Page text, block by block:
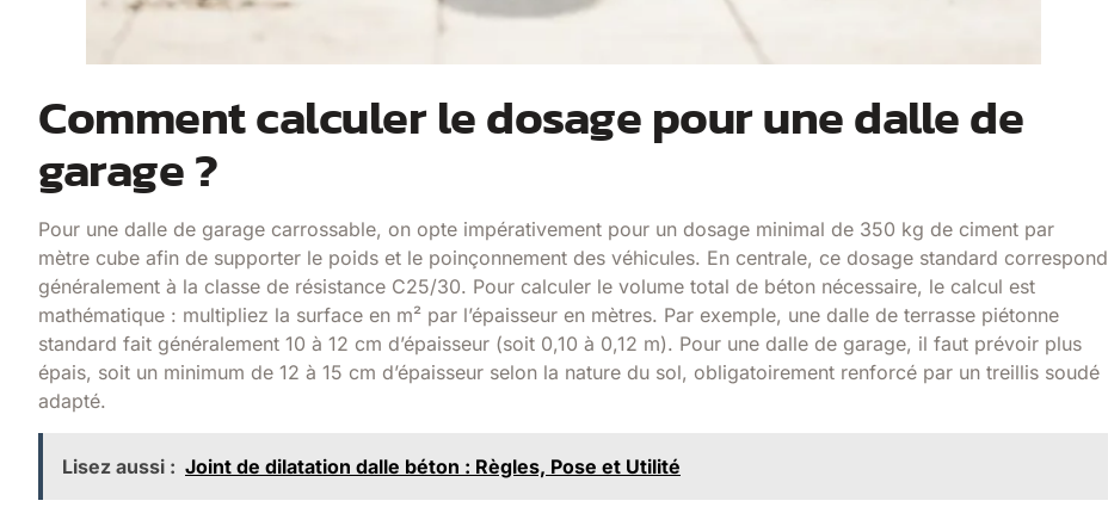
Comment calculer le dosage pour une dalle de
garage ?
Pour une dalle de garage carrossable, on opte impérativement pour un dosage minimal de 350 kg de ciment par
mètre cube afin de supporter le poids et le poinçonnement des véhicules. En centrale, ce dosage standard correspond
généralement à la classe de résistance C25/30. Pour calculer le volume total de béton nécessaire, le calcul est
mathématique : multipliez la surface en m² par l’épaisseur en mètres. Par exemple, une dalle de terrasse piétonne
standard fait généralement 10 à 12 cm d’épaisseur (soit 0,10 à 0,12 m). Pour une dalle de garage, il faut prévoir plus
épais, soit un minimum de 12 à 15 cm d’épaisseur selon la nature du sol, obligatoirement renforcé par un treillis soudé
adapté.
Lisez aussi : Joint de dilatation dalle béton : Règles, Pose et Utilité